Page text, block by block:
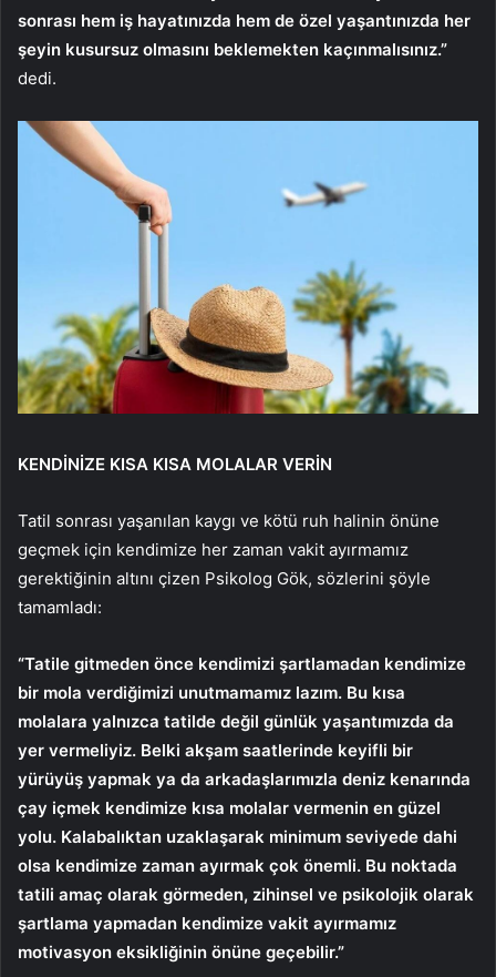
sonrası hem iş hayatınızda hem de özel yaşantınızda her
şeyin kusursuz olmasını beklemekten kaçınmalısınız.”
dedi.
KENDİNİZE KISA KISA MOLALAR VERİN
Tatil sonrası yaşanılan kaygı ve kötü ruh halinin önüne
geçmek için kendimize her zaman vakit ayırmamız
gerektiğinin altını çizen Psikolog Gök, sözlerini şöyle
tamamladı:
“Tatile gitmeden önce kendimizi şartlamadan kendimize
bir mola verdiğimizi unutmamamız lazım. Bu kısa
molalara yalnızca tatilde değil günlük yaşantımızda da
yer vermeliyiz. Belki akşam saatlerinde keyifli bir
yürüyüş yapmak ya da arkadaşlarımızla deniz kenarında
çay içmek kendimize kısa molalar vermenin en güzel
yolu. Kalabalıktan uzaklaşarak minimum seviyede dahi
olsa kendimize zaman ayırmak çok önemli. Bu noktada
tatili amaç olarak görmeden, zihinsel ve psikolojik olarak
şartlama yapmadan kendimize vakit ayırmamız
motivasyon eksikliğinin önüne geçebilir.”